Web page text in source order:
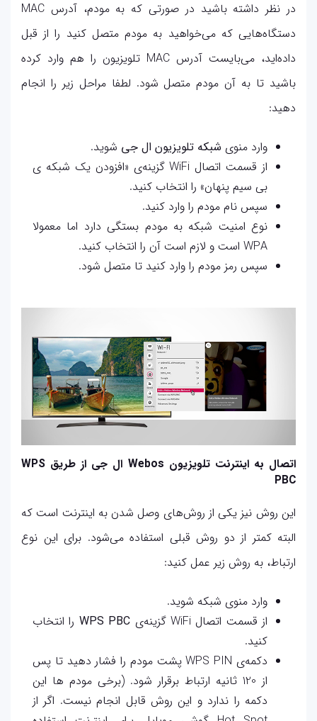
در نظر داشته باشید در صورتی که به مودم، آدرس MAC
دستگاه‌هایی که می‌خواهید به مودم متصل کنید را از قبل
داده‌اید، می‌بایست آدرس MAC تلویزیون را هم وارد کرده
باشید تا به آن مودم متصل شود. لطفا مراحل زیر را انجام
دهید:
وارد منوی شبکه تلویزیون ال جی شوید.
از قسمت اتصال WiFi گزینه‌ی «افزودن یک شبکه ی
بی سیم پنهان» را انتخاب کنید.
سپس نام مودم را وارد کنید.
نوع امنیت شبکه به مودم بستگی دارد اما معمولا
WPA است و لازم است آن را انتخاب کنید.
سپس رمز مودم را وارد کنید تا متصل شود.
اتصال به اینترنت تلویزیون Webos ال جی از طریق WPS
PBC
این روش نیز یکی از روش‌های وصل شدن به اینترنت است که
البته کمتر از دو روش قبلی استفاده می‌شود. برای این نوع
ارتباط، به روش زیر عمل کنید:
وارد منوی شبکه شوید.
از قسمت اتصال WiFi گزینه‌ی
WPS PBC را انتخاب
کنید.
دکمه‌ی WPS PIN پشت مودم را فشار دهید تا پس
از 120 ثانیه ارتباط برقرار شود. (برخی مودم ها این
دکمه را ندارد و این روش قابل انجام نیست. اگر از